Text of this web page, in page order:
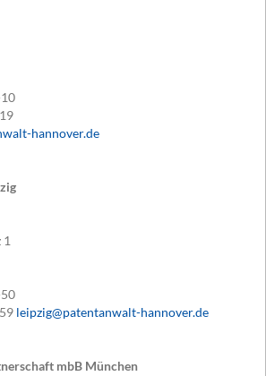
hannover.de
leipzig@patentanwalt-hannover.de
mbB München